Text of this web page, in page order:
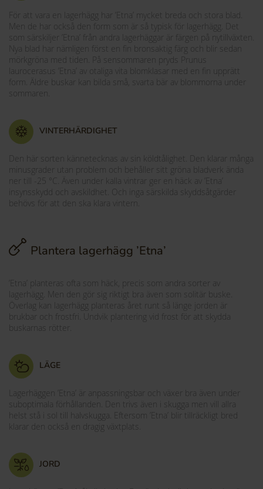
För att vara en lagerhägg har ’Etna’ mycket breda och stora blad.
Men de har också den form som är så typisk för lagerhägg. Det
som särskiljer ’Etna’ från andra lagerhäggar är färgen på nytillväxten.
Nya blad har nämligen först en fin bronsaktig färg och blir sedan
mörkgröna med tiden. På sensommaren pryds Prunus
laurocerasus ’Etna’ av otaliga vita blomklasar med en fin upprätt
form. Äldre buskar kan bilda små, svarta bär av blommorna under
sommaren.
VINTERHÄRDIGHET
Den här sorten kännetecknas av sin köldtålighet. Den klarar många
minusgrader utan problem och behåller sitt gröna bladverk ända
ner till -25 °C. Även under kalla vintrar ger en häck av ’Etna’
insynsskydd och avskildhet. Och inga särskilda skyddsåtgärder
behövs för att den ska klara vintern.
Plantera lagerhägg ’Etna’
’Etna’ planteras ofta som häck, precis som andra sorter av
lagerhägg. Men den gör sig riktigt bra även som solitär buske.
Överlag kan lagerhägg planteras året runt så länge jorden är
brukbar och frostfri. Undvik plantering vid frost för att skydda
buskarnas rötter.
LÄGE
Lagerhäggen ’Etna’ är anpassningsbar och växer bra även under
suboptimala förhållanden. Den trivs även i skugga men vill allra
helst stå i sol till halvskugga. Eftersom ’Etna’ blir tillräckligt bred
klarar den också en dragig växtplats.
JORD